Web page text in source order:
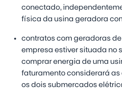
conectado,
física da usina geradora
contratos com geradoras
empresa estiver situada no
comprar energia de uma
faturamento considerará as
os dois submercados